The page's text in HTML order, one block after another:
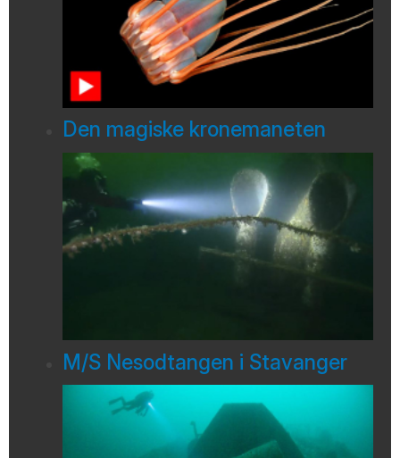
Den magiske kronemaneten
M/S Nesodtangen i Stavanger